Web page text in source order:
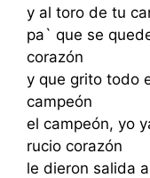
y al toro de tu
pa` que se
corazón
y que grito todo
campeón
el campeón, yo
rucio corazón
le dieron salida